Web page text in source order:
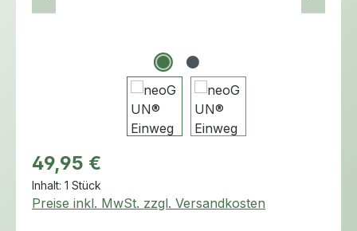
Regulärer Preis:
49,95 €
Inhalt: 1 Stück
Preise inkl. MwSt. zzgl. Versandkosten